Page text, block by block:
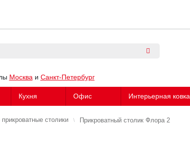
Москва и Санкт-Петербург
Кухня Офис Интерьерная ковка
столики Прикроватный столик Флора 2